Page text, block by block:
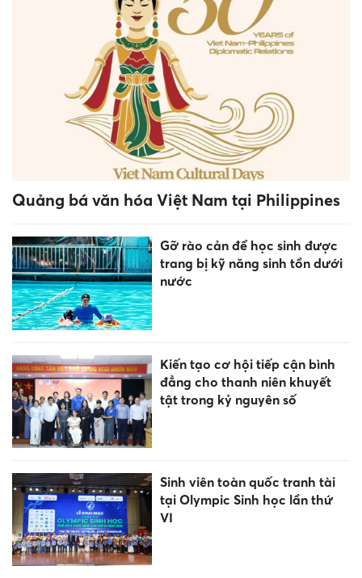
Quảng bá văn hóa Việt Nam tại Philippines
Gỡ rào cản để học sinh được
trang bị kỹ năng sinh tồn dưới
nước
Kiến tạo cơ hội tiếp cận bình
đẳng cho thanh niên khuyết
tật trong kỷ nguyên số
Sinh viên toàn quốc tranh tài
tại Olympic Sinh học lần thứ
VI